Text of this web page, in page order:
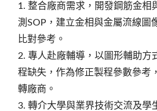
1. 整合廠商需求，開發鋼筋金相
測SOP，建立金相與金屬流線圖
比對參考。
2. 專人赴廠輔導，以圖形輔助方
程缺失，作為修正製程參數參考
轉廠商。
3. 轉介大學與業界技術交流及學